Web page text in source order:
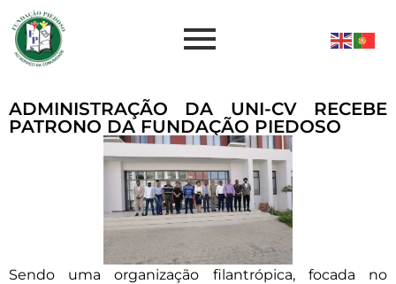
ADMINISTRAÇÃO DA UNI-CV RECEBE
PATRONO DA FUNDAÇÃO PIEDOSO
Sendo uma organização filantrópica, focada no